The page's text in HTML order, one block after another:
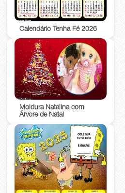
Calendário Tenha Fé 2026
Moldura Natalina com
Árvore de Natal